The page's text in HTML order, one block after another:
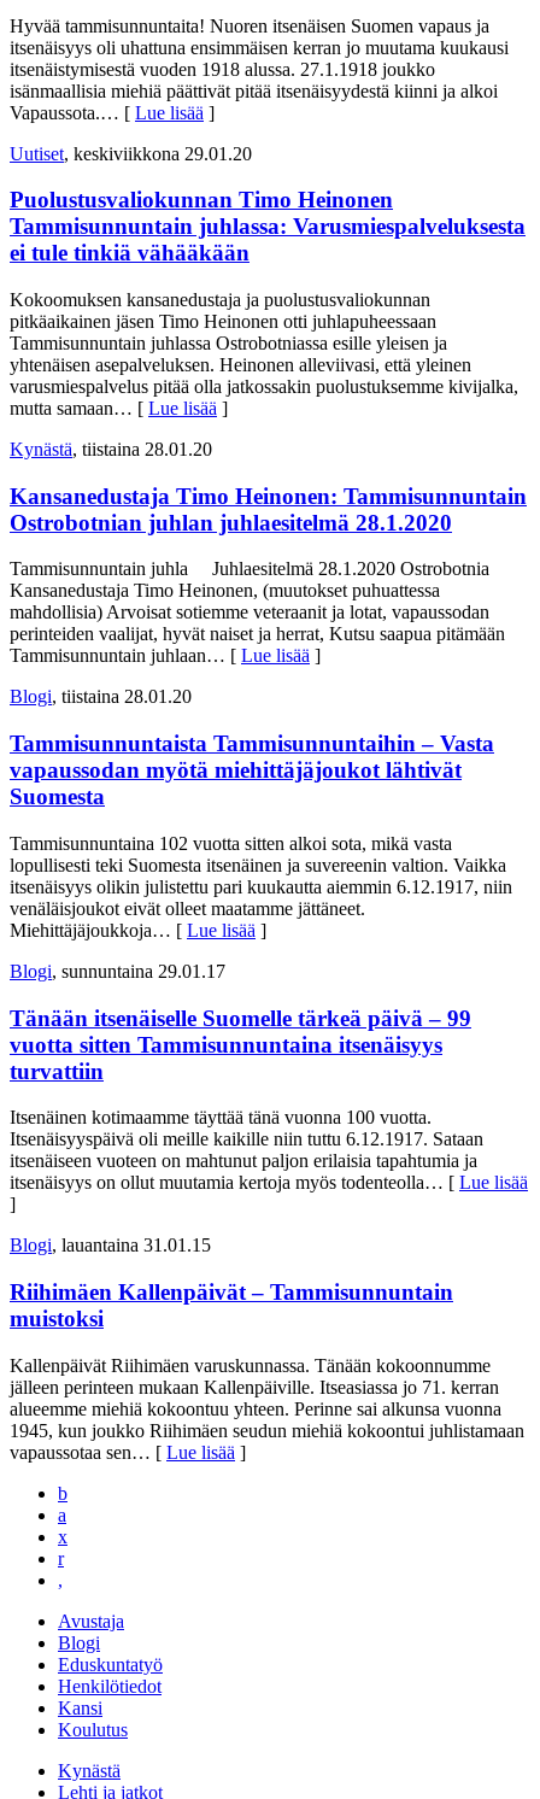
Hyvää tammisunnuntaita! Nuoren itsenäisen Suomen vapaus ja
itsenäisyys oli uhattuna ensimmäisen kerran jo muutama kuukausi
itsenäistymisestä vuoden 1918 alussa. 27.1.1918 joukko
isänmaallisia miehiä päättivät pitää itsenäisyydestä kiinni ja alkoi
Vapaussota.… [ Lue lisää ]
Uutiset, keskiviikkona 29.01.20
Puolustusvaliokunnan Timo Heinonen
Tammisunnuntain juhlassa: Varusmiespalveluksesta
ei tule tinkiä vähääkään
Kokoomuksen kansanedustaja ja puolustusvaliokunnan
pitkäaikainen jäsen Timo Heinonen otti juhlapuheessaan
Tammisunnuntain juhlassa Ostrobotniassa esille yleisen ja
yhtenäisen asepalveluksen. Heinonen alleviivasi, että yleinen
varusmiespalvelus pitää olla jatkossakin puolustuksemme kivijalka,
mutta samaan… [ Lue lisää ]
Kynästä, tiistaina 28.01.20
Kansanedustaja Timo Heinonen: Tammisunnuntain
Ostrobotnian juhlan juhlaesitelmä 28.1.2020
Tammisunnuntain juhla Juhlaesitelmä 28.1.2020 Ostrobotnia
Kansanedustaja Timo Heinonen, (muutokset puhuattessa
mahdollisia) Arvoisat sotiemme veteraanit ja lotat, vapaussodan
perinteiden vaalijat, hyvät naiset ja herrat, Kutsu saapua pitämään
Tammisunnuntain juhlaan… [ Lue lisää ]
Blogi, tiistaina 28.01.20
Tammisunnuntaista Tammisunnuntaihin – Vasta
vapaussodan myötä miehittäjäjoukot lähtivät
Suomesta
Tammisunnuntaina 102 vuotta sitten alkoi sota, mikä vasta
lopullisesti teki Suomesta itsenäinen ja suvereenin valtion. Vaikka
itsenäisyys olikin julistettu pari kuukautta aiemmin 6.12.1917, niin
venäläisjoukot eivät olleet maatamme jättäneet.
Miehittäjäjoukkoja… [ Lue lisää ]
Blogi, sunnuntaina 29.01.17
Tänään itsenäiselle Suomelle tärkeä päivä – 99
vuotta sitten Tammisunnuntaina itsenäisyys
turvattiin
Itsenäinen kotimaamme täyttää tänä vuonna 100 vuotta.
Itsenäisyyspäivä oli meille kaikille niin tuttu 6.12.1917. Sataan
itsenäiseen vuoteen on mahtunut paljon erilaisia tapahtumia ja
itsenäisyys on ollut muutamia kertoja myös todenteolla… [ Lue lisää
]
Blogi, lauantaina 31.01.15
Riihimäen Kallenpäivät – Tammisunnuntain
muistoksi
Kallenpäivät Riihimäen varuskunnassa. Tänään kokoonnumme
jälleen perinteen mukaan Kallenpäiville. Itseasiassa jo 71. kerran
alueemme miehiä kokoontuu yhteen. Perinne sai alkunsa vuonna
1945, kun joukko Riihimäen seudun miehiä kokoontui juhlistamaan
vapaussotaa sen… [ Lue lisää ]
b
a
x
r
,
Avustaja
Blogi
Eduskuntatyö
Henkilötiedot
Kansi
Koulutus
Kynästä
Lehti ja jatkot